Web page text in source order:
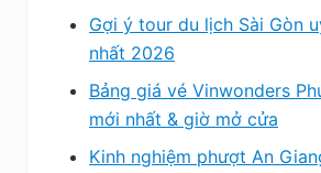
Gợi ý tour du lịch Sài Gòn
nhất 2026
Bảng giá vé Vinwonders
mới nhất & giờ mở cửa
Kinh nghiệm phượt An